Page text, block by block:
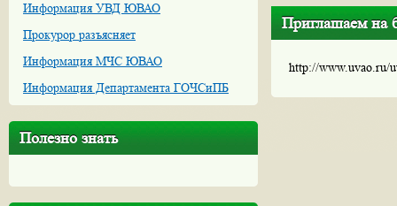
Информация УВД ЮВАО
Прокурор разъясняет
Информация МЧС ЮВАО
Информация Департамента ГОЧСиПБ
Полезно знать
Приглашаем на
http://www.uvao.ru/